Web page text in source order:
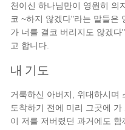
천이신 하나님만이 영원히 의
코 ~하지 않겠다"라는 말들은
가 너를 결코 버리지도 않겠
고 합니다.
내 기도
거룩하신 아버지, 위대하시며
도착하기 전에 미리 그곳에
이 저를 저버렸던 과거에도